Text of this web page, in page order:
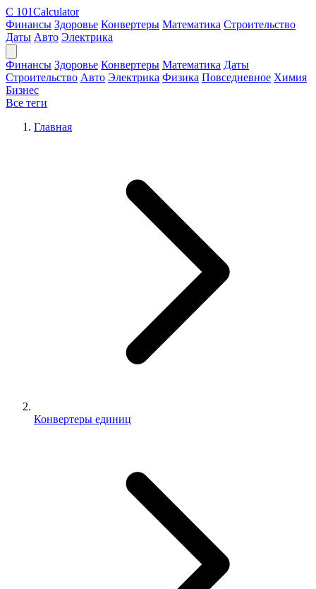
C 101Calculator
Финансы Здоровье Конвертеры Математика Строительство
Даты Авто Электрика
Финансы Здоровье Конвертеры Математика Даты
Строительство Авто Электрика Физика Повседневное Химия
Бизнес
Все теги
Главная
Конвертеры единиц